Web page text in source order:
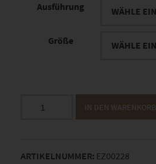
Ausführung
Größe
Menge
IN DEN WARENKORB
ARTIKELNUMMER: EZ00228